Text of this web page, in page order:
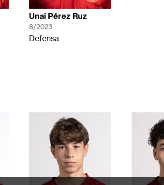
Unai Pérez Ruz
8/2023
Defensa